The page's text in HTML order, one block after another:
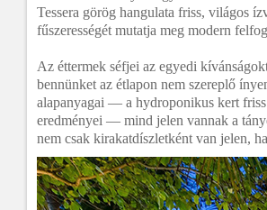
Tessera görög hangulata friss, világos
fűszerességét mutatja meg modern
Az éttermek séfjei az egyedi
bennünket az étlapon nem szereplő
alapanyagai — a hydroponikus kert
eredményei — mind jelen vannak a
nem csak kirakatdíszletként van jelen,